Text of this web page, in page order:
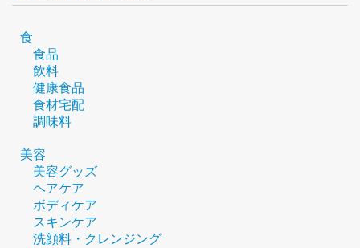
食
食品
飲料
健康食品
食材宅配
調味料
美容
美容グッズ
ヘアケア
ボディケア
スキンケア
洗顔料・クレンジング